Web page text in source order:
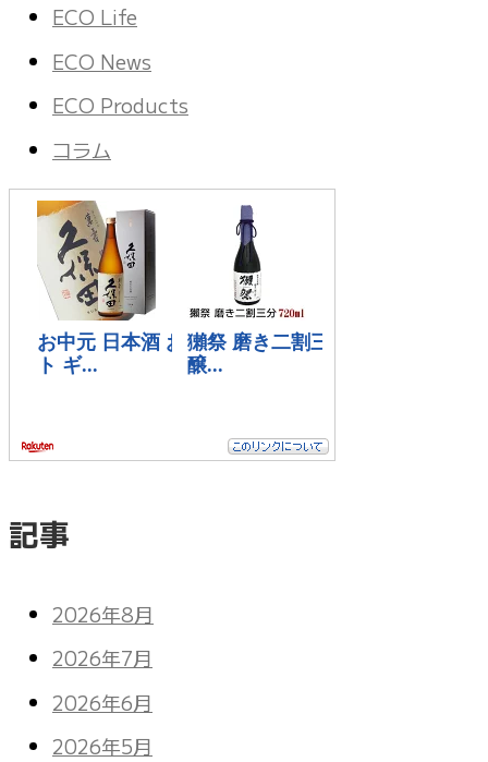
ECO Life
ECO News
ECO Products
コラム
記事
2026年8月
2026年7月
2026年6月
2026年5月